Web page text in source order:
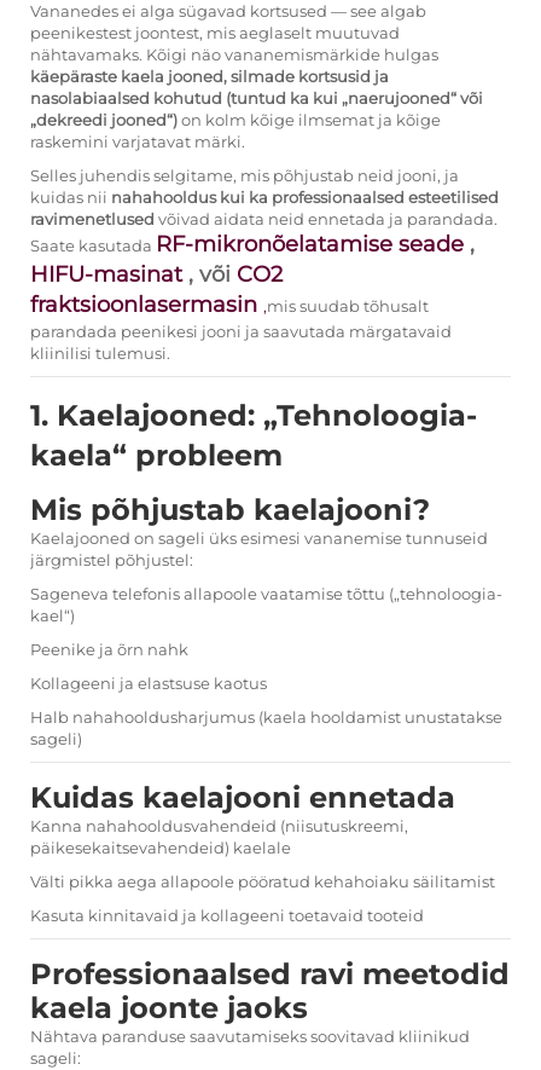
Vananedes ei alga sügavad kortsused — see algab
peenikestest joontest, mis aeglaselt muutuvad
nähtavamaks. Kõigi näo vananemismärkide hulgas
käepäraste kaela jooned, silmade kortsusid ja
nasolabiaalsed kohutud (tuntud ka kui „naerujooned“ või
„dekreedi jooned“)on kolm kõige ilmsemat ja kõige
raskemini varjatavat märki.
Selles juhendis selgitame, mis põhjustab neid jooni, ja
kuidas nii nahahooldus kui ka professionaalsed esteetilised
ravimenetlused võivad aidata neid ennetada ja parandada.
Saate kasutada RF-mikronõelatamise seade ,
HIFU-masinat , või CO2
fraktsioonlasermasin ,mis suudab tõhusalt
parandada peenikesi jooni ja saavutada märgatavaid
kliinilisi tulemusi.
1. Kaelajooned: „Tehnoloogia-
kaela“ probleem
Mis põhjustab kaelajooni?
Kaelajooned on sageli üks esimesi vananemise tunnuseid
järgmistel põhjustel:
Sageneva telefonis allapoole vaatamise tõttu („tehnoloogia-
kael“)
Peenike ja õrn nahk
Kollageeni ja elastsuse kaotus
Halb nahahooldusharjumus (kaela hooldamist unustatakse
sageli)
Kuidas kaelajooni ennetada
Kanna nahahooldusvahendeid (niisutuskreemi,
päikesekaitsevahendeid) kaelale
Välti pikka aega allapoole pööratud kehahoiaku säilitamist
Kasuta kinnitavaid ja kollageeni toetavaid tooteid
Professionaalsed ravi meetodid
kaela joonte jaoks
Nähtava paranduse saavutamiseks soovitavad kliinikud
sageli: